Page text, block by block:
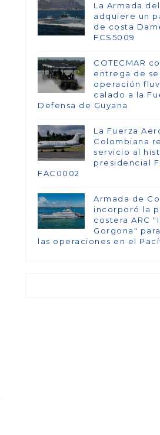
La Armada
adquiere un
de costa
FCS5009
COTECMAR
entrega de
operación
calado a la
Defensa de Guyana
La Fuerza
Colombiana
servicio al
presidencial
FAC0002
Armada de
incorporó la
costera ARC
Gorgona"
las operaciones en el